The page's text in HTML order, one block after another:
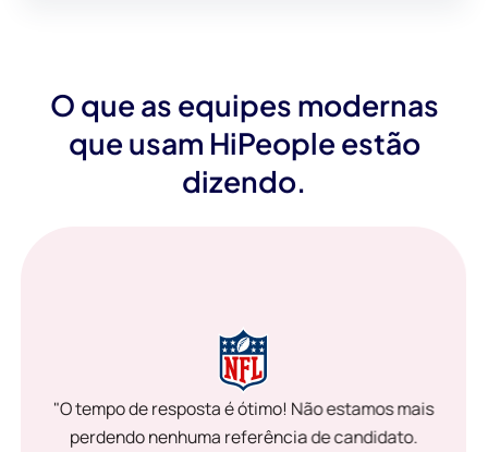
O que as equipes modernas
que usam HiPeople estão
dizendo.
"O tempo de resposta é ótimo! Não estamos mais
perdendo nenhuma referência de candidato.